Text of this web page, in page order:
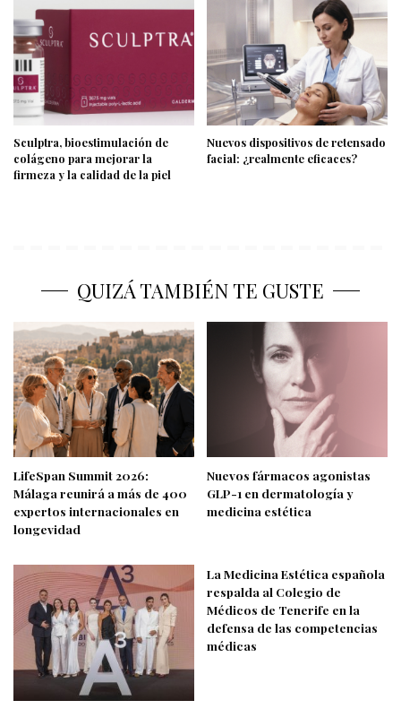
Sculptra, bioestimulación de
colágeno para mejorar la
firmeza y la calidad de la piel
Nuevos dispositivos de retensado
facial: ¿realmente eficaces?
QUIZÁ TAMBIÉN TE GUSTE
LifeSpan Summit 2026:
Málaga reunirá a más de 400
expertos internacionales en
longevidad
Nuevos fármacos agonistas
GLP-1 en dermatología y
medicina estética
La Medicina Estética española
respalda al Colegio de
Médicos de Tenerife en la
defensa de las competencias
médicas